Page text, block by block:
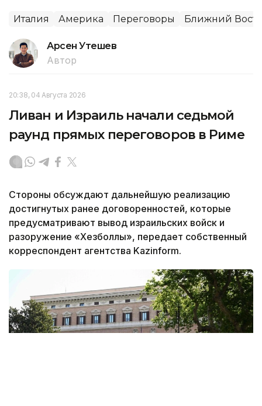
Италия Америка Переговоры Ближний
Арсен Утешев
Автор
20:38, 04 Августа 2026
Ливан и Израиль начали седьмой
раунд прямых переговоров в Риме
Стороны обсуждают дальнейшую реализацию
достигнутых ранее договоренностей, которые
предусматривают вывод израильских войск и
разоружение «Хезболлы», передает собственный
корреспондент агентства Kazinform.